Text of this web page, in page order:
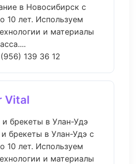
в Новосибирск с
10 лет. Используем
и материалы
139 36 12
Vital
брекеты в Улан-Удэ
брекеты в Улан-Удэ с
10 лет. Используем
и материалы